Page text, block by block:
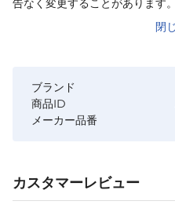
告なく変更することがあります
閉
ブランド
商品ID
メーカー品番
カスタマーレビュー